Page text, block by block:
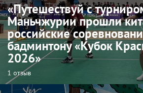
«Путешествуй с
Маньчжурии прошли
российские
бадминтону «Кубок
2026»
1 отзыв